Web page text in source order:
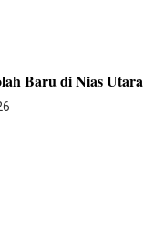
Baru di Nias Utara